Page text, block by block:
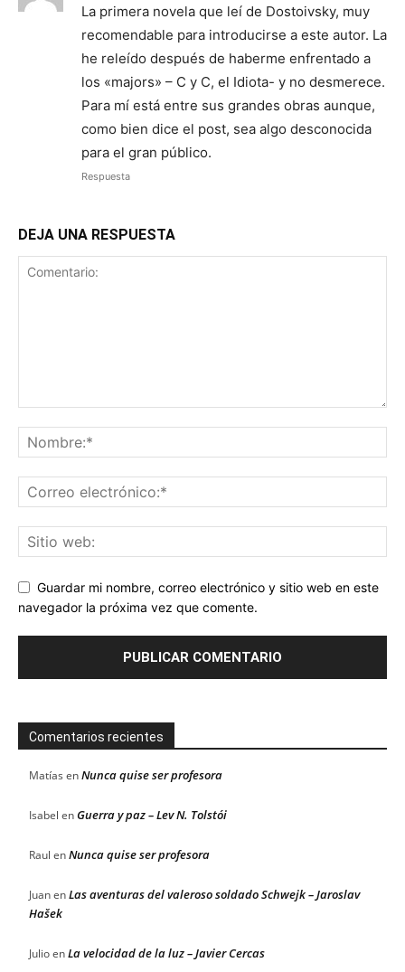
La primera novela que leí de Dostoivsky, muy
recomendable para introducirse a este autor. La
he releído después de haberme enfrentado a
los «majors» – C y C, el Idiota- y no desmerece.
Para mí está entre sus grandes obras aunque,
como bien dice el post, sea algo desconocida
para el gran público.
Respuesta
DEJA UNA RESPUESTA
Guardar mi nombre, correo electrónico y sitio web en este
navegador la próxima vez que comente.
Comentarios recientes
Matías enNunca quise ser profesora
Isabel enGuerra y paz – Lev N. Tolstói
Raul enNunca quise ser profesora
JuanenLas aventuras del valeroso soldado Schwejk – Jaroslav
Hašek
JulioenLa velocidad de la luz – Javier Cercas